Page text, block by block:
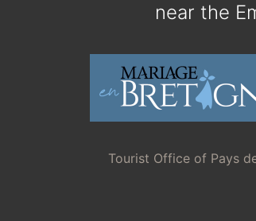
near the
Tourist Office of Pays